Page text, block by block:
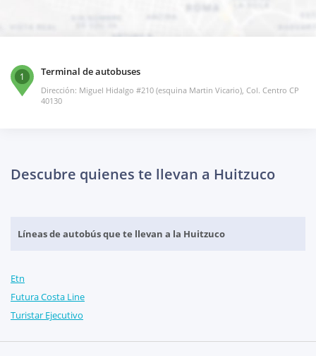
1 Terminal de autobuses
Dirección: Miguel Hidalgo #210 (esquina Martin Vicario), Col. Centro CP
40130
Descubre quienes te llevan a Huitzuco
Líneas de autobús que te llevan a la Huitzuco
Etn
Futura Costa Line
Turistar Ejecutivo